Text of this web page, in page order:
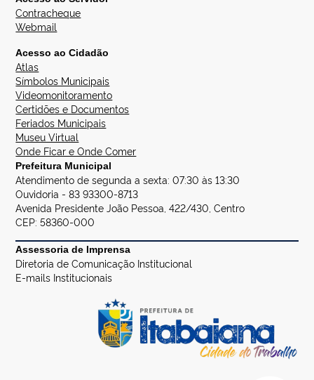
Contracheque
Webmail
Acesso ao Cidadão
Atlas
Símbolos Municipais
Videomonitoramento
Certidões e Documentos
Feriados Municipais
Museu Virtual
Onde Ficar e Onde Comer
Prefeitura Municipal
Atendimento de segunda a sexta: 07:30 às 13:30
Ouvidoria - 83 93300-8713
Avenida Presidente João Pessoa, 422/430, Centro
CEP: 58360-000
Assessoria de Imprensa
Diretoria de Comunicação Institucional
E-mails Institucionais